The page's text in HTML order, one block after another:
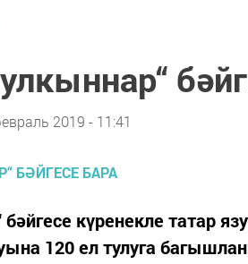
2019 - 11:41
күренекле татар
120 ел тулуга